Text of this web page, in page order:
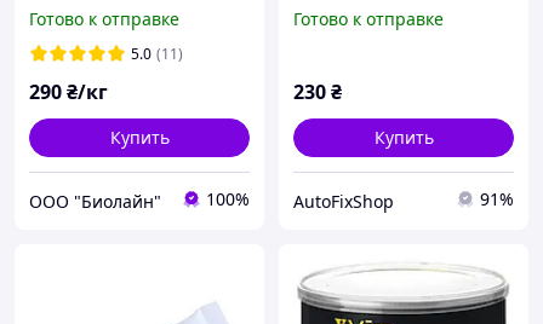
Готово к отправке
5.0 (11)
290₴/кг
Купить
ООО "Биолайн" 100%
Готово к отправке
230₴
Купить
AutoFixShop 91%